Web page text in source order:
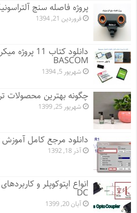
پروژه فاصله سنج
فروردین 21, 1394
BASCOM
شهریور 5, 1394
چگونه بهترین محصولات
شهریور 25, 1399
دانلود مرجع کامل آموزش OrCAD PSpice
آذر 18, 1392
DC
آبان 20, 1399